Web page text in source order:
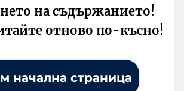
на съдържанието!
отново по-късно!
начална страница